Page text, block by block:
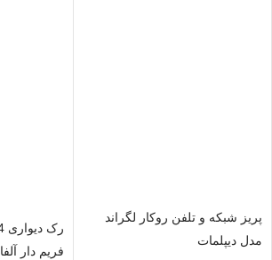
پریز شبکه و تلفن روکار لگراند
مدل دیپلمات
فریم دار آلفا